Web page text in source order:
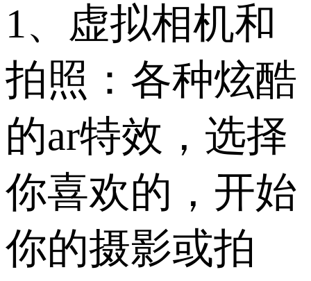
1、虚拟相机和
拍照：各种炫酷
的ar特效，选择
你喜欢的，开始
你的摄影或拍